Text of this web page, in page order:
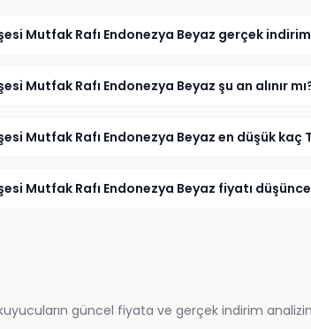
Mutfak Rafı Endonezya Beyaz gerçek
Mutfak Rafı Endonezya Beyaz şu an alınır
Mutfak Rafı Endonezya Beyaz en düşük kaç
Mutfak Rafı Endonezya Beyaz fiyatı düşünce
güncel fiyata ve gerçek indirim